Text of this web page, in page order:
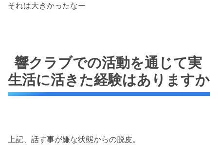
それは大きかったなー
響クラブでの活動を通じて実
生活に活きた経験はありますか
上記、話す事が嫌な状態からの脱皮。